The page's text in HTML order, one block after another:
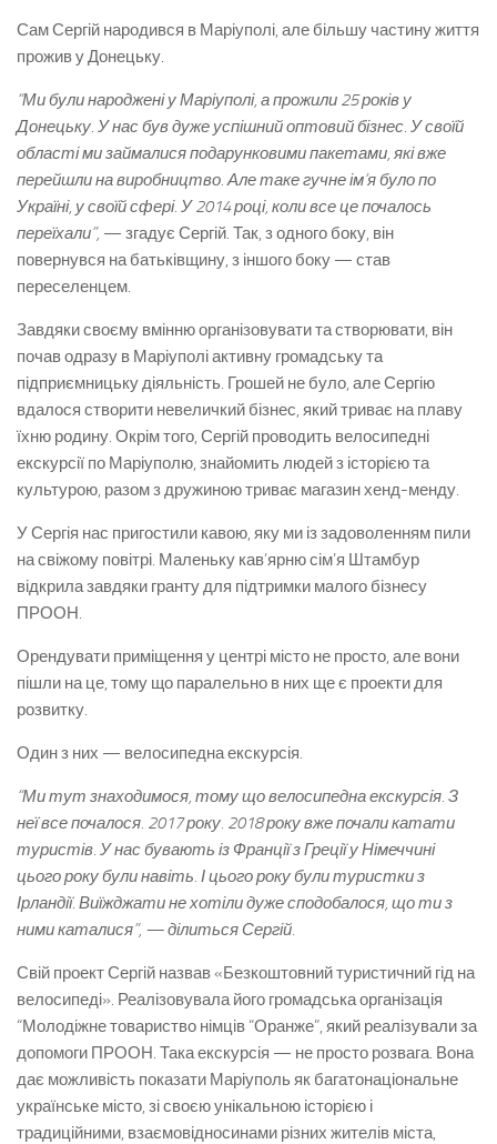
Сам Сергій народився в Маріуполі, але більшу частину життя
прожив у Донецьку.
“Ми були народжені у Маріуполі, а прожили 25 років у
Донецьку. У нас був дуже успішний оптовий бізнес. У своїй
області ми займалися подарунковими пакетами, які вже
перейшли на виробництво. Але таке гучне ім’я було по
Україні, у своїй сфері. У 2014 році, коли все це почалось
переїхали”, — згадує Сергій. Так, з одного боку, він
повернувся на батьківщину, з іншого боку — став
переселенцем.
Завдяки своєму вмінню організовувати та створювати, він
почав одразу в Маріуполі активну громадську та
підприємницьку діяльність. Грошей не було, але Сергію
вдалося створити невеличкий бізнес, який триває на плаву
їхню родину. Окрім того, Сергій проводить велосипедні
екскурсії по Маріуполю, знайомить людей з історією та
культурою, разом з дружиною триває магазин хенд-менду.
У Сергія нас пригостили кавою, яку ми із задоволенням пили
на свіжому повітрі. Маленьку кав’ярню сім’я Штамбур
відкрила завдяки гранту для підтримки малого бізнесу
ПРООН.
Орендувати приміщення у центрі місто не просто, але вони
пішли на це, тому що паралельно в них ще є проекти для
розвитку.
Один з них — велосипедна екскурсія.
“Ми тут знаходимося, тому що велосипедна екскурсія. З
неї все почалося. 2017 року. 2018 року вже почали катати
туристів. У нас бувають із Франції з Греції у Німеччині
цього року були навіть. І цього року були туристки з
Ірландії. Виїжджати не хотіли дуже сподобалося, що ти з
ними каталися”, — ділиться Сергій.
Свій проект Сергій назвав «Безкоштовний туристичний гід на
велосипеді». Реалізовувала його громадська організація
“Молодіжне товариство німців “Оранже”, який реалізували за
допомоги ПРООН. Така екскурсія — не просто розвага. Вона
дає можливість показати Маріуполь як багатонаціональне
українське місто, зі своєю унікальною історією і
традиційними, взаємовідносинами різних жителів міста,